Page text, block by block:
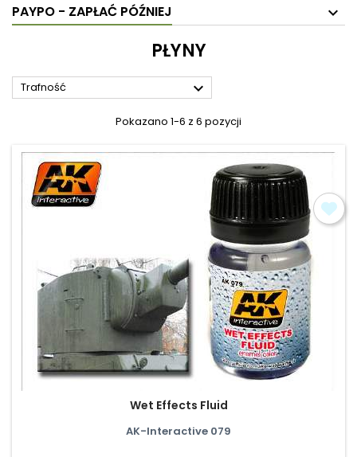
PAYPO - ZAPŁAĆ PÓŹNIEJ
PŁYNY
Trafność 
Pokazano 1-6 z 6 pozycji
Wet Effects Fluid
AK-Interactive 079